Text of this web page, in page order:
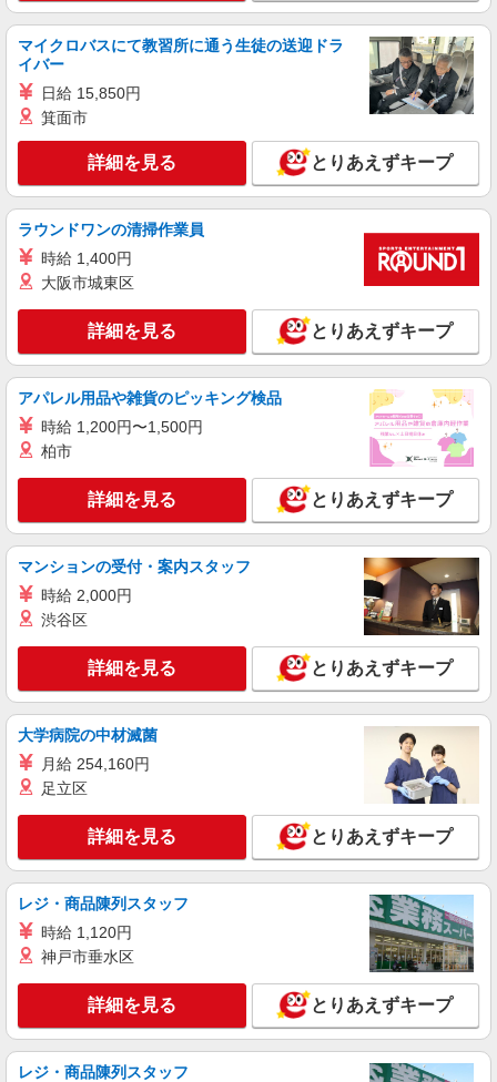
マイクロバスにて教習所に通う生徒の送迎ドラ
イバー
日給 15,850円
箕面市
詳細を見る とりあえずキープ
ラウンドワンの清掃作業員
時給 1,400円
大阪市城東区
詳細を見る とりあえずキープ
アパレル用品や雑貨のピッキング検品
時給 1,200円〜1,500円
柏市
詳細を見る とりあえずキープ
マンションの受付・案内スタッフ
時給 2,000円
渋谷区
詳細を見る とりあえずキープ
大学病院の中材滅菌
月給 254,160円
足立区
詳細を見る とりあえずキープ
レジ・商品陳列スタッフ
時給 1,120円
神戸市垂水区
詳細を見る とりあえずキープ
レジ・商品陳列スタッフ